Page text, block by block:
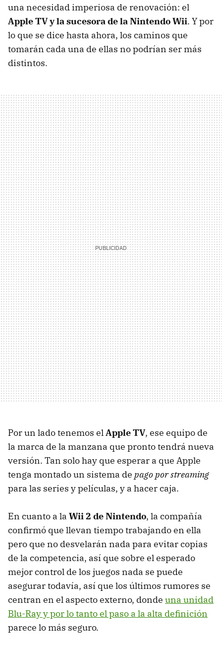
una necesidad imperiosa de renovación: el
Apple TV y la sucesora de la Nintendo Wii. Y por
lo que se dice hasta ahora, los caminos que
tomarán cada una de ellas no podrían ser más
distintos.
Por un lado tenemos elApple TV, ese equipo de
la marca de la manzana que pronto tendrá nueva
versión. Tan solo hay que esperar a que Apple
tenga montado un sistema de pago por streaming
para las series y películas, y a hacer caja.
En cuanto a la Wii 2 de Nintendo, la compañía
confirmó que llevan tiempo trabajando en ella
pero que no desvelarán nada para evitar copias
de la competencia, así que sobre el esperado
mejor control de los juegos nada se puede
asegurar todavía, así que los últimos rumores se
centran en el aspecto externo, donde una unidad
Blu-Ray y por lo tanto el paso a la alta definición
parece lo más seguro.